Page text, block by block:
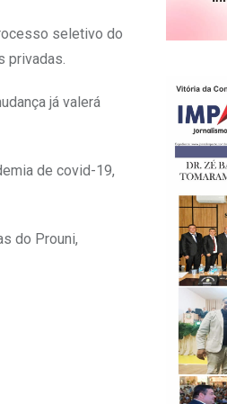
seletivo do
privadas.
já valerá
de covid-19,
do Prouni,